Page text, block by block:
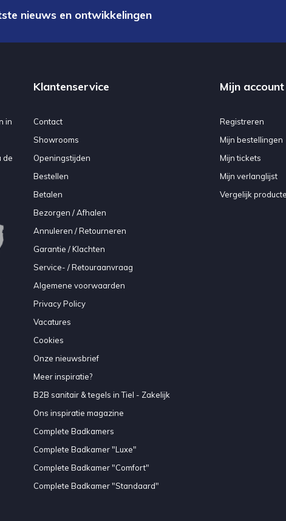
nieuws en ontwikkelingen
in
de
Klantenservice
Contact
Showrooms
Openingstijden
Bestellen
Betalen
Bezorgen / Afhalen
Annuleren / Retourneren
Garantie / Klachten
Service- / Retouraanvraag
Algemene voorwaarden
Privacy Policy
Vacatures
Cookies
Onze nieuwsbrief
Meer inspiratie?
B2B sanitair & tegels in Tiel - Zakelijk
Ons inspiratie magazine
Complete Badkamers
Complete Badkamer "Luxe"
Complete Badkamer "Comfort"
Complete Badkamer "Standaard"
Mijn account
Registreren
Mijn bestellingen
Mijn tickets
Mijn verlanglijst
Vergelijk